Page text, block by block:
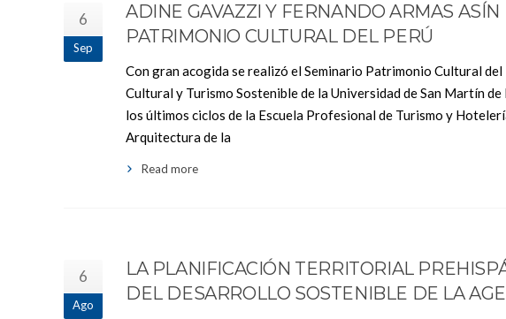
6
Sep
ADINE GAVAZZI Y FERNANDO ARMAS
PATRIMONIO CULTURAL DEL PERÚ
Con gran acogida se realizó el Seminario Patrimonio Cultural
Cultural y Turismo Sostenible de la Universidad de San Martín
los últimos ciclos de la Escuela Profesional de Turismo y
Arquitectura de la
Read more
6
Ago
LA PLANIFICACIÓN TERRITORIAL
DEL DESARROLLO SOSTENIBLE DE LA